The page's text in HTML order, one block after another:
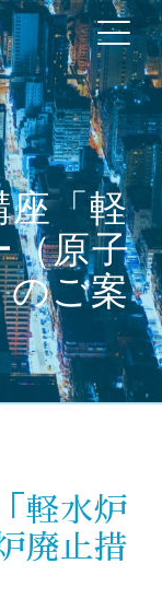
「軽
（原子
のご案
軽水炉
廃止措